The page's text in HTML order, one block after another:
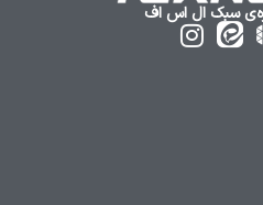
سبک ال اس اف